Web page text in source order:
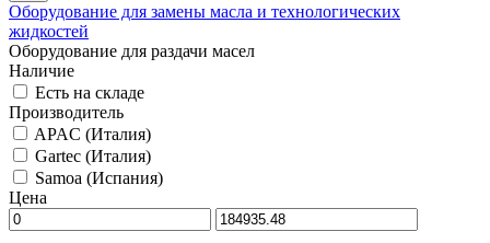
Оборудование для замены масла и технологических
жидкостей
Оборудование для раздачи масел
Наличие
Есть на складе
Производитель
APAC (Италия)
Gartec (Италия)
Samoa (Испания)
Цена